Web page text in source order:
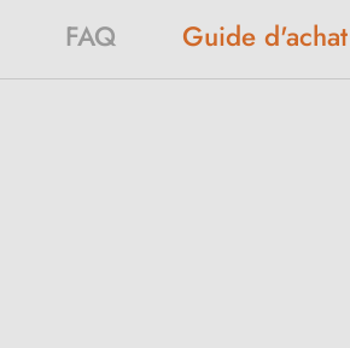
FAQ Guide d'achat